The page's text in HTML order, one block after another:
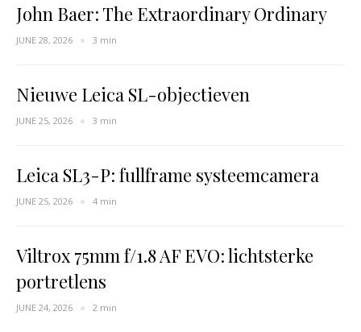
John Baer: The Extraordinary Ordinary
JUNE 28, 2026 3 min
Nieuwe Leica SL-objectieven
JUNE 25, 2026 3 min
Leica SL3-P: fullframe systeemcamera
JUNE 25, 2026 4 min
Viltrox 75mm f/1.8 AF EVO: lichtsterke
portretlens
JUNE 24, 2026 2 min